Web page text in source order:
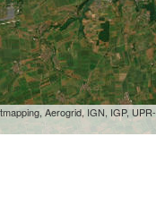
Aerogrid, IGN, IGP,